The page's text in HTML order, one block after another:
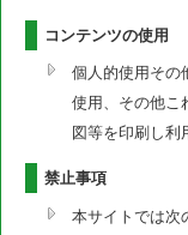
コンテンツの使用
個人的使用その
使用、その他こ
図等を印刷し利
禁止事項
本サイトでは次